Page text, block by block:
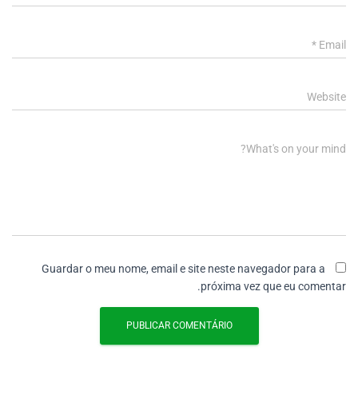
Email
*
Website
What's on your mind?
Guardar o meu nome, email e site neste navegador para a
próxima vez que eu comentar.